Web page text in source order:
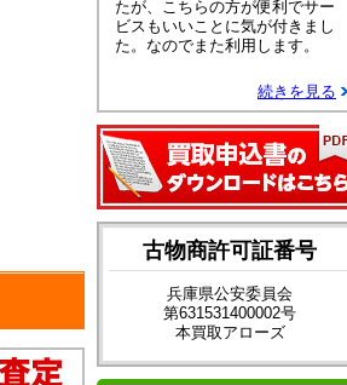
たが、こちらの方が便利でサー
ビスもいいことに気が付きまし
た。なのでまた利用します。
続きを見る
古物商許可証番号
兵庫県公安委員会
第631531400002号
本買取アローズ